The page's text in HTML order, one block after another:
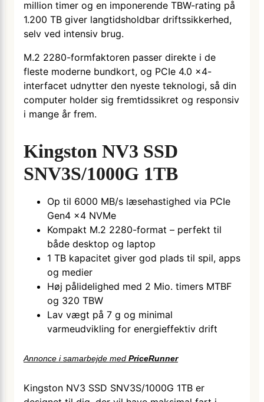
million timer og en imponerende TBW-rating på
1.200 TB giver langtidsholdbar driftssikkerhed,
selv ved intensiv brug.
M.2 2280-formfaktoren passer direkte i de
fleste moderne bundkort, og PCIe 4.0 x4-
interfacet udnytter den nyeste teknologi, så din
computer holder sig fremtidssikret og responsiv
i mange år frem.
Kingston NV3 SSD
SNV3S/1000G 1TB
Op til 6000 MB/s læsehastighed via PCIe
Gen4 x4 NVMe
Kompakt M.2 2280-format – perfekt til
både desktop og laptop
1 TB kapacitet giver god plads til spil, apps
og medier
Høj pålidelighed med 2 Mio. timers MTBF
og 320 TBW
Lav vægt på 7 g og minimal
varmeudvikling for energieffektiv drift
Annonce i samarbejde med PriceRunner
Kingston NV3 SSD SNV3S/1000G 1TB er